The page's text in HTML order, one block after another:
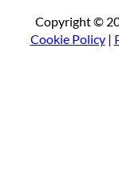
Copyright ©
Cookie Policy|